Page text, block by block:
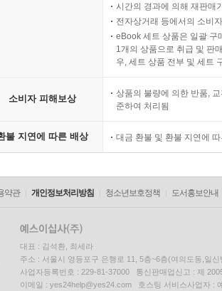
시간의 경과에 의해 재판매
전자상거래 등에서의 소비
eBook 세트 상품은 일괄 구
1개의 상품으로 취급 및 판
우, 세트 상품 전부 및 세트
소비자 피해보상
상품의 불량에 의한 반품,
준하여 처리됨
불 지연에 따른 배상 대금 환불 및 환불 지연에
약관 개인정보처리방침 청소년보호정책 도서홍보안내
대표 : 김석환, 최세라
주소 : 서울시 영등포구 은행로 11, 5층~6층(여의도동,일신
사업자등록번호 : 229-81-37000 통신판매업신고 : 제
이메일 : yes24help@yes24.com 호스팅 서비스사업자 :